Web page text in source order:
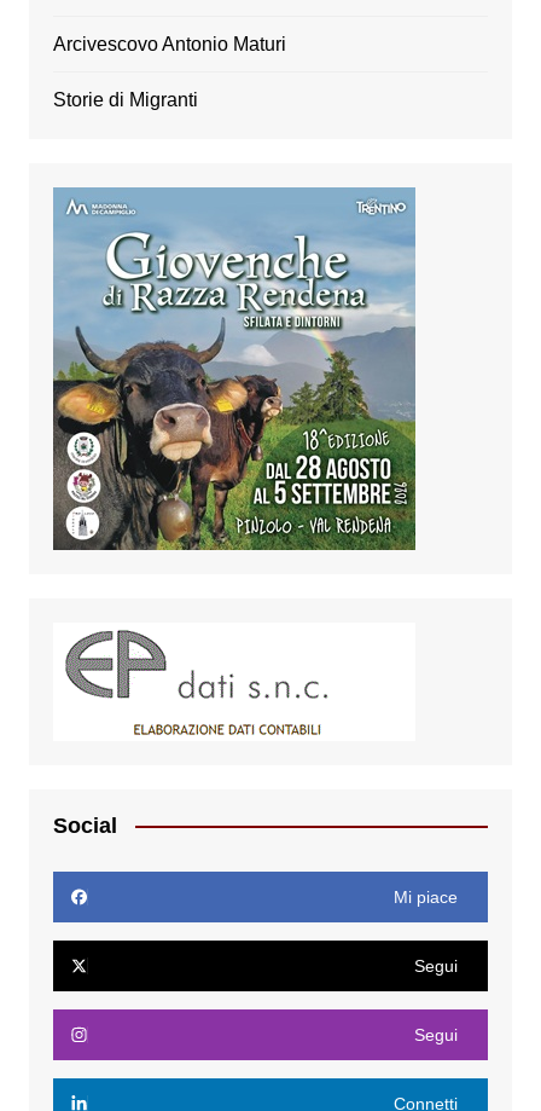
Arcivescovo Antonio Maturi
Storie di Migranti
Social
Mi piace
Segui
Segui
Connetti